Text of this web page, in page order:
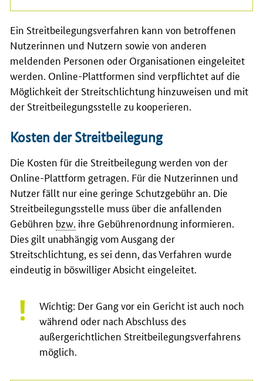
Ein Streitbeilegungsverfahren kann von betroffenen
Nutzerinnen und Nutzern sowie von anderen
meldenden Personen oder Organisationen eingeleitet
werden. Online-Plattformen sind verpflichtet auf die
Möglichkeit der Streitschlichtung hinzuweisen und mit
der Streitbeilegungsstelle zu kooperieren.
Kosten der Streitbeilegung
Die Kosten für die Streitbeilegung werden von der
Online-Plattform getragen. Für die Nutzerinnen und
Nutzer fällt nur eine geringe Schutzgebühr an. Die
Streitbeilegungsstelle muss über die anfallenden
Gebühren bzw. ihre Gebührenordnung informieren.
Dies gilt unabhängig vom Ausgang der
Streitschlichtung, es sei denn, das Verfahren wurde
eindeutig in böswilliger Absicht eingeleitet.
Wichtig: Der Gang vor ein Gericht ist auch noch
während oder nach Abschluss des
außergerichtlichen Streitbeilegungsverfahrens
möglich.